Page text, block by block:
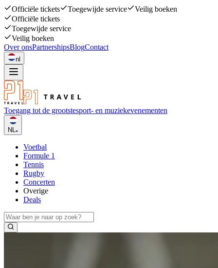
Officiële tickets Toegewijde service
Veilig boeken
Officiële tickets
Toegewijde service
Veilig boeken
Over onsPartnershipsBlogContact
nl
Toegang tot de grootstesport- en muziekevenementen
NL
Voetbal
Formule 1
Tennis
Rugby
Concerten
Overige
Deals